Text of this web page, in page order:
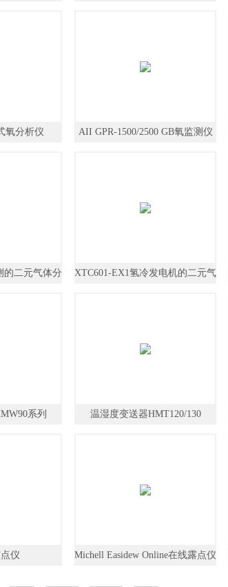
氧分析仪 AII GPR-1500/2500 GB氧监测仪
的二元气体分
XTC601-EX1氢冷发电机的二元气
系列 温湿度变送器HMT120/130
仪 Michell Easidew Online在线露点仪